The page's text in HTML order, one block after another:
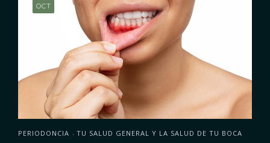
OCT
PERIODONCIA • TU SALUD GENERAL Y LA SALUD DE TU BOCA